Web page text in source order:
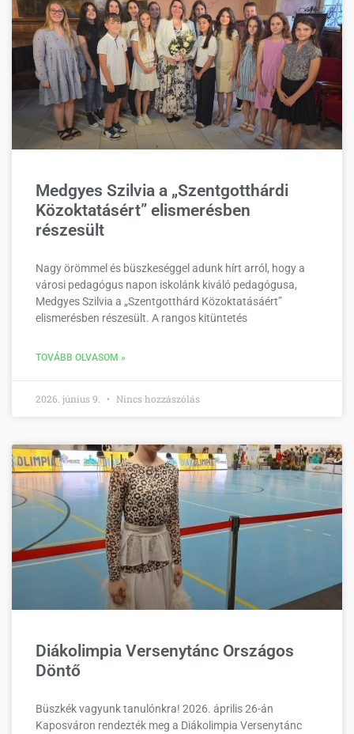
Medgyes Szilvia a „Szentgotthárdi
Közoktatásért” elismerésben
részesült
Nagy örömmel és büszkeséggel adunk hírt arról, hogy a
városi pedagógus napon iskolánk kiváló pedagógusa,
Medgyes Szilvia a „Szentgotthárd Közoktatásáért”
elismerésben részesült. A rangos kitüntetés
TOVÁBB OLVASOM »
2026. június 9. Nincs hozzászólás
Diákolimpia Versenytánc Országos
Döntő
Büszkék vagyunk tanulónkra! 2026. április 26-án
Kaposváron rendezték meg a Diákolimpia Versenytánc